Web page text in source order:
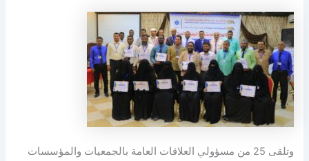
وتلقى 25 من مسؤولي العلاقات العامة بالجمعيات والمؤسسات